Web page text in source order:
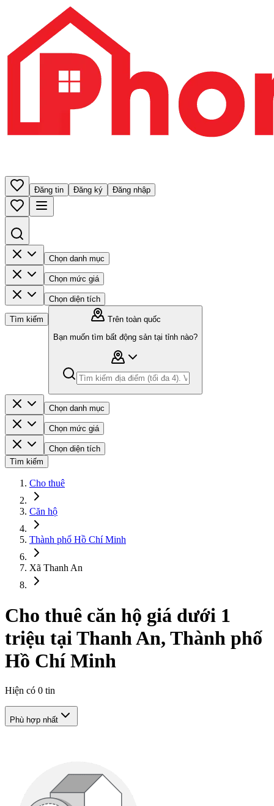
Đăng tin Đăng ký Đăng nhập
Chọn danh mục
Chọn mức giá
Chọn diện tích
Tìm kiếm
Trên toàn quốc
Bạn muốn tìm bất động sản tại tỉnh nào?
Chọn danh mục
Chọn mức giá
Chọn diện tích
Tìm kiếm
Cho thuê
Căn hộ
Thành phố Hồ Chí Minh
Xã Thanh An
Cho thuê căn hộ giá dưới 1
triệu tại Thanh An, Thành phố
Hồ Chí Minh
Hiện có 0 tin
Phù hợp nhất